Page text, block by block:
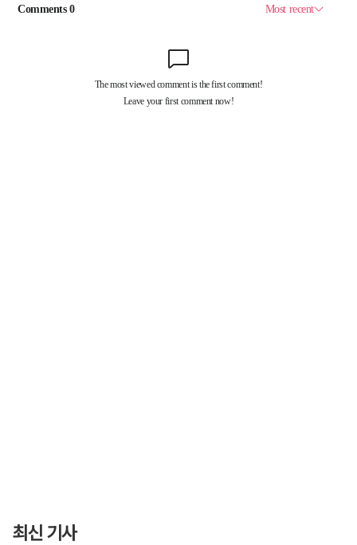
최신 기사